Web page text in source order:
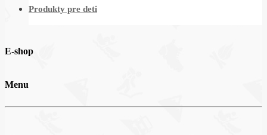
Produkty pre deti
E-shop
Menu